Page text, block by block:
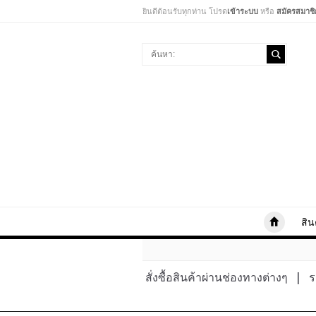
ยินดีต้อนรับทุกท่าน โปรดเข้าระบบ หรือ สมัครสมาชิ
สิน
สั่งซื้อสินค้าผ่านช่องทางต่างๆ